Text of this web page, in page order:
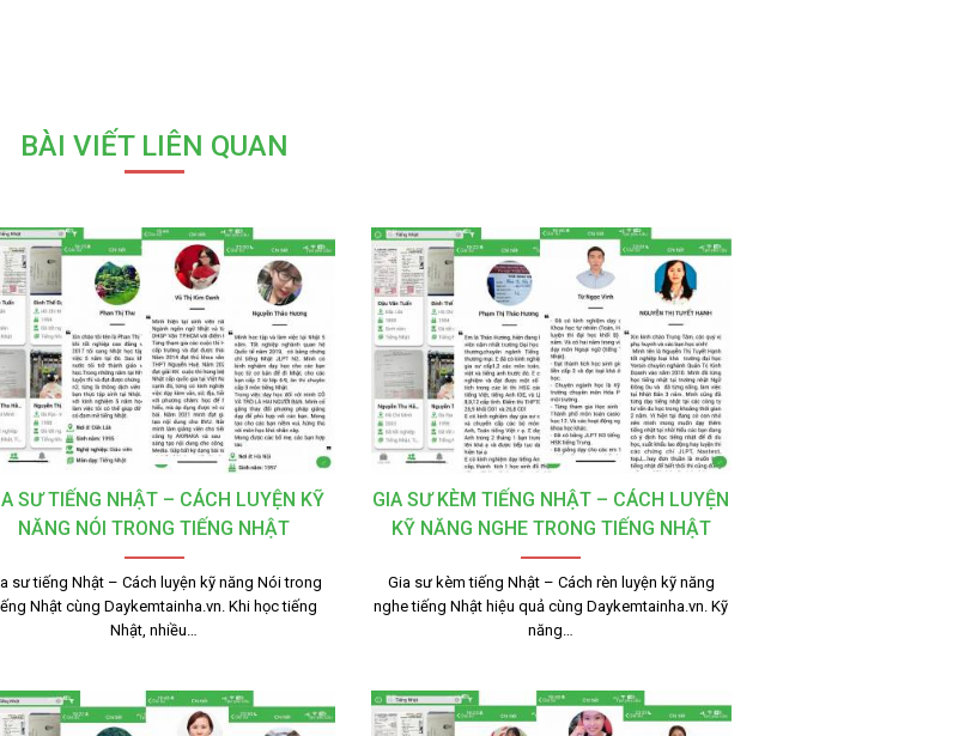
BÀI VIẾT LIÊN QUAN
SƯ TIẾNG NHẬT – CÁCH LUYỆN KỸ
NĂNG NÓI TRONG TIẾNG NHẬT
sư tiếng Nhật – Cách luyện kỹ năng Nói trong
Nhật cùng Daykemtainha.vn. Khi học tiếng
Nhật, nhiều…
GIA SƯ KÈM TIẾNG NHẬT – CÁCH LUYỆN
KỸ NĂNG NGHE TRONG TIẾNG NHẬT
Gia sư kèm tiếng Nhật – Cách rèn luyện kỹ năng
nghe tiếng Nhật hiệu quả cùng Daykemtainha.vn. Kỹ
năng…